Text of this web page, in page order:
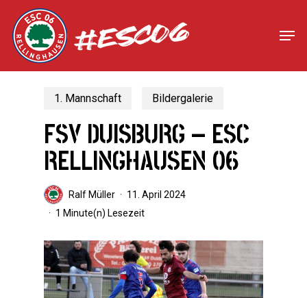
main
content
1. Mannschaft Bildergalerie
FSV DUISBURG – ESC
RELLINGHAUSEN 06
Ralf Müller
11. April 2024
1 Minute(n) Lesezeit
Close